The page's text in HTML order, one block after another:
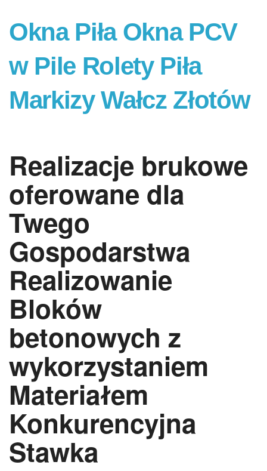
Okna Piła Okna PCV
w Pile Rolety Piła
Markizy Wałcz Złotów
Realizacje brukowe
oferowane dla
Twego
Gospodarstwa
Realizowanie
Bloków
betonowych z
wykorzystaniem
Materiałem
Konkurencyjna
Stawka